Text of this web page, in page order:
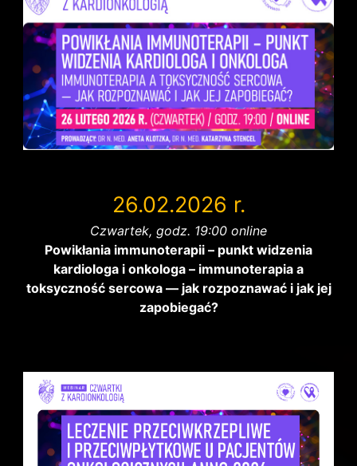
26.02.2026 r.
Czwartek, godz. 19:00 online
Powikłania immunoterapii – punkt widzenia
kardiologa i onkologa – immunoterapia a
toksyczność sercowa — jak rozpoznawać i jak jej
zapobiegać?